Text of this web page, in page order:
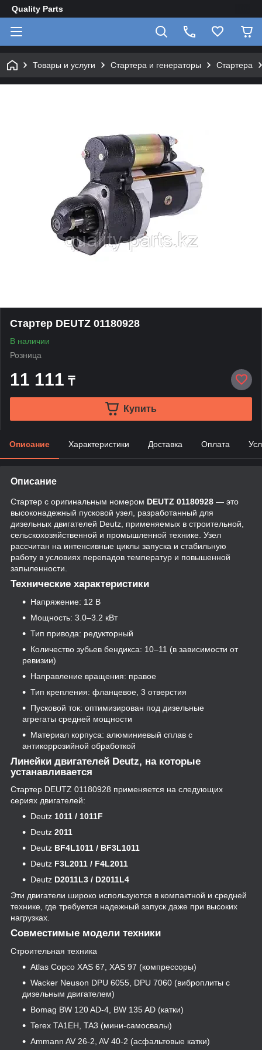
Quality Parts
Товары и услуги Стартера и генераторы Стартера
Стартер DEUTZ 01180928
В наличии
Розница
11 111 ₸
Купить
Описание Характеристики Доставка Оплата
Описание
Стартер с оригинальным номером DEUTZ 01180928 — это
высоконадежный пусковой узел, разработанный для
дизельных двигателей Deutz, применяемых в строительной,
сельскохозяйственной и промышленной технике. Узел
рассчитан на интенсивные циклы запуска и стабильную
работу в условиях перепадов температур и повышенной
запыленности.
Технические характеристики
Напряжение: 12 В
Мощность: 3.0–3.2 кВт
Тип привода: редукторный
Количество зубьев бендикса: 10–11 (в зависимости от
ревизии)
Направление вращения: правое
Тип крепления: фланцевое, 3 отверстия
Пусковой ток: оптимизирован под дизельные
агрегаты средней мощности
Материал корпуса: алюминиевый сплав с
антикоррозийной обработкой
Линейки двигателей Deutz, на которые
устанавливается
Стартер DEUTZ 01180928 применяется на следующих
сериях двигателей:
Deutz 1011 / 1011F
Deutz 2011
Deutz BF4L1011 / BF3L1011
Deutz F3L2011 / F4L2011
Deutz D2011L3 / D2011L4
Эти двигатели широко используются в компактной и средней
технике, где требуется надежный запуск даже при высоких
нагрузках.
Совместимые модели техники
Строительная техника
Atlas Copco XAS 67, XAS 97 (компрессоры)
Wacker Neuson DPU 6055, DPU 7060 (виброплиты с
дизельным двигателем)
Bomag BW 120 AD-4, BW 135 AD (катки)
Terex TA1EH, TA3 (мини-самосвалы)
Ammann AV 26-2, AV 40-2 (асфальтовые катки)